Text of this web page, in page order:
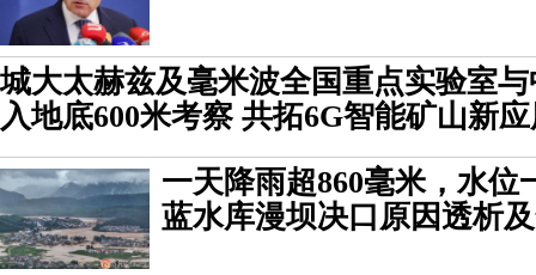
城大太赫兹及毫米波全国重点实验室
入地底600米考察 共拓6G智能矿山新
一天降雨超860毫米，水位
蓝水库漫坝决口原因透析